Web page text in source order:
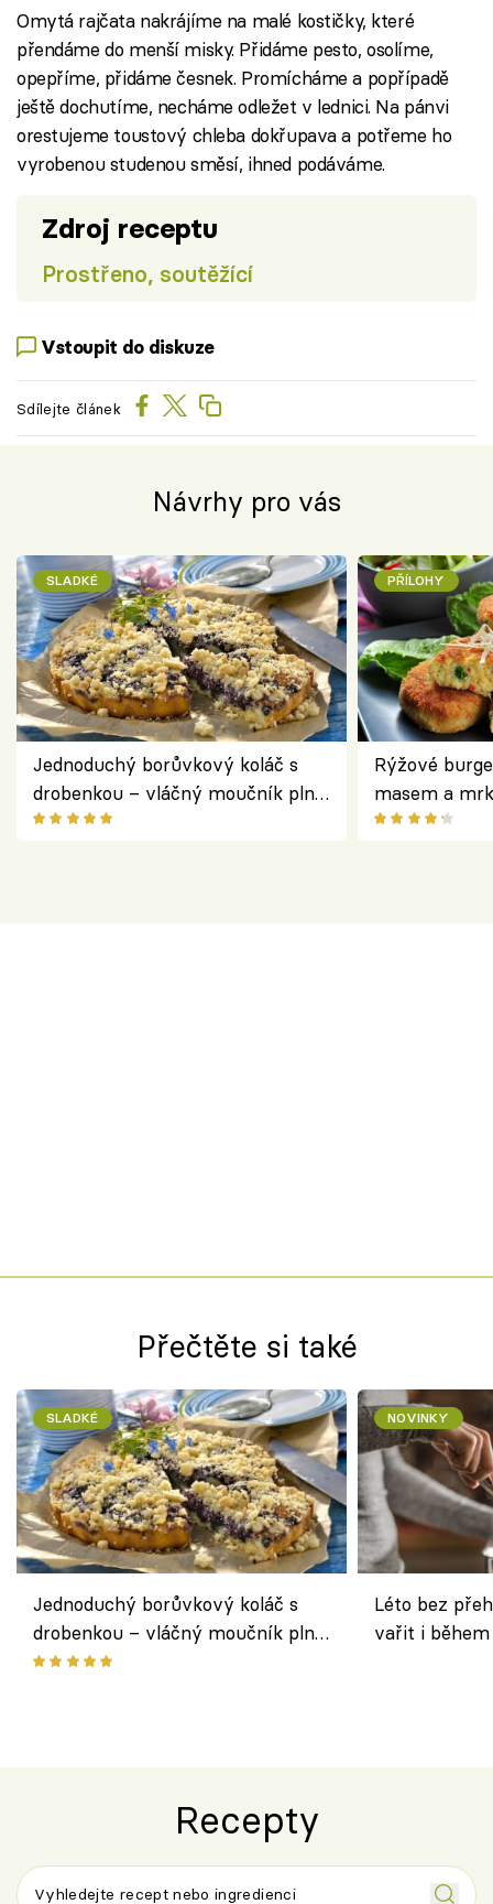
Omytá rajčata nakrájíme na malé kostičky, které
přendáme do menší misky. Přidáme pesto, osolíme,
opepříme, přidáme česnek. Promícháme a popřípadě
ještě dochutíme, necháme odležet v lednici. Na pánvi
orestujeme toustový chleba dokřupava a potřeme ho
vyrobenou studenou směsí, ihned podáváme.
Zdroj receptu
Prostřeno, soutěžící
Vstoupit do diskuze
Sdílejte článek
Návrhy pro vás
SLADKÉ
Jednoduchý borůvkový koláč s
drobenkou – vláčný moučník plný
ovoce
PŘÍLOHY
Rýžové
masem a
salátem –
Přečtěte si také
SLADKÉ
Jednoduchý borůvkový koláč s
drobenkou – vláčný moučník plný
ovoce
NOVINKY
Léto bez
vařit i
Recepty